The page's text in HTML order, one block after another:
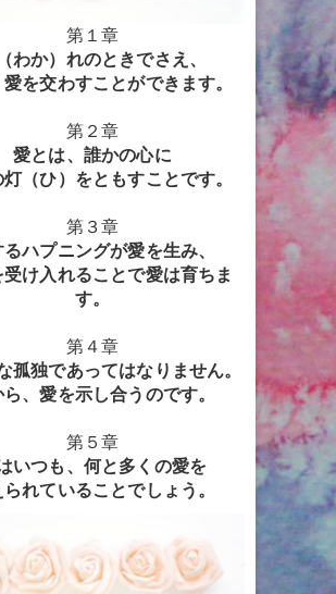
第１章
わか）れのときでさえ、
を交わすことができます。
第２章
愛とは、誰かの心に
（ひ）をともすことです。
第３章
ハプニングが愛を生み、
け入れることで愛は育ちま
す。
第４章
孤独であってはなりません。
ら、愛を示し合うのです。
第５章
いつも、何と多くの愛を
れていることでしょう。